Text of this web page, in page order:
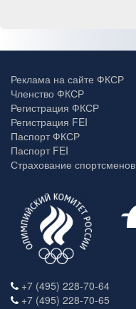
Реклама на сайте ФКСР
Членство ФКСР
Регистрация ФКСР
Регистрация FEI
Паспорт ФКСР
Паспорт FEI
Страхование спортсменов
+7 (495) 228-70-64
+7 (495) 228-70-65